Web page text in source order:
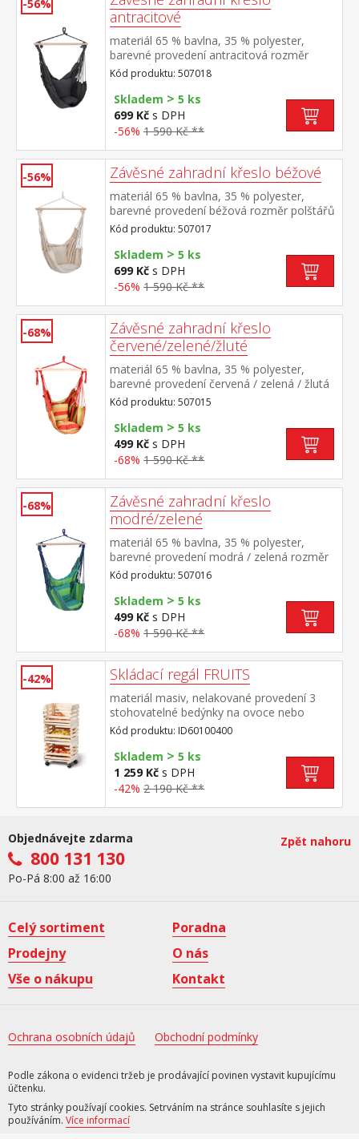
-56%
antracitové
materiál 65 % bavlna, 35 % polyester,
barevné provedení antracitová rozměr
polštářů (š/h) 35 × 35 cm rozpěrka z
tvrdého masivního dřeva o průměru 3,2 cm
a délce 90 cm doporučená nosnost do 120
kg
Kód produktu: 507018
Skladem > 5 ks
699 Kč s DPH
-56% 1 590 Kč **
-56% Závěsné zahradní křeslo béžové
materiál 65 % bavlna, 35 % polyester,
barevné provedení béžová rozměr polštářů
(š/h) 35 × 35 cm rozpěrka z tvrdého
masivního dřeva o průměru 3,2 cm a délce
90 cm doporučená nosnost do 120 kg
Kód produktu: 507017
Skladem > 5 ks
699 Kč s DPH
-56% 1 590 Kč **
-68%
Závěsné zahradní křeslo
červené/zelené/žluté
materiál 65 % bavlna, 35 % polyester,
barevné provedení červená / zelená / žlutá
rozměr polštářů (š/h) 35 × 35 cm rozpěrka
z tvrdého masivního dřeva o průměru 3,2
cm a délce 90 cm doporučená nosnost do
120 kg
Kód produktu: 507015
Skladem > 5 ks
499 Kč s DPH
-68% 1 590 Kč **
-68%
Závěsné zahradní křeslo
modré/zelené
materiál 65 % bavlna, 35 % polyester,
barevné provedení modrá / zelená rozměr
polštářů (š/h) 35 × 35 cm rozpěrka z
tvrdého masivního dřeva o průměru 3,2 cm
a délce 90 cm doporučená nosnost do 120
kg
Kód produktu: 507016
Skladem > 5 ks
499 Kč s DPH
-68% 1 590 Kč **
-42% Skládací regál FRUITS
materiál masiv, nelakované provedení 3
stohovatelné bedýnky na ovoce nebo
zeleninu spodní pojízdná na kolečkách
Kód produktu: ID60100400
Skladem > 5 ks
1 259 Kč s DPH
-42% 2 190 Kč **
Objednávejte zdarma
800 131 130
Po-Pá 8:00 až 16:00
Zpět nahoru
Celý sortiment
Poradna
Prodejny
O nás
Vše o nákupu
Kontakt
Ochrana osobních údajů Obchodní podmínky
Podle zákona o evidenci tržeb je prodávající povinen vystavit kupujícímu
účtenku.
Tyto stránky používají cookies. Setrváním na stránce souhlasíte s jejich
používáním. Více informací